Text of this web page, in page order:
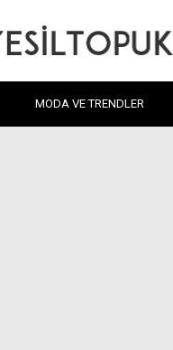
MODA VE TRENDLER